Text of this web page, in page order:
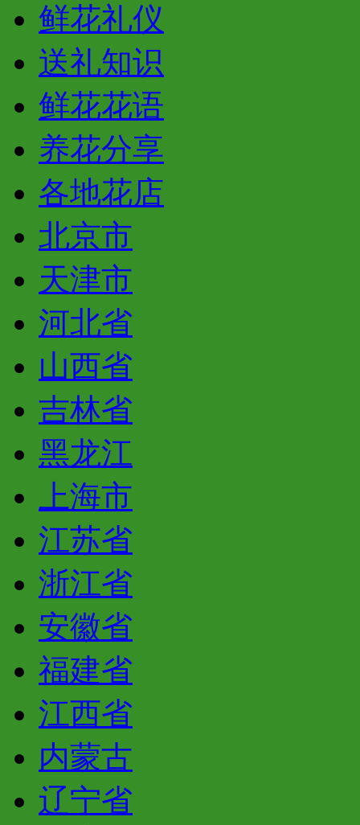
鲜花礼仪
送礼知识
鲜花花语
养花分享
各地花店
北京市
天津市
河北省
山西省
吉林省
黑龙江
上海市
江苏省
浙江省
安徽省
福建省
江西省
内蒙古
辽宁省